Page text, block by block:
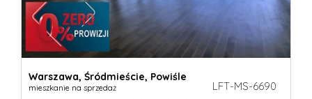
Warszawa, Śródmieście, Powiśle
mieszkanie na sprzedaż LFT-MS-6690